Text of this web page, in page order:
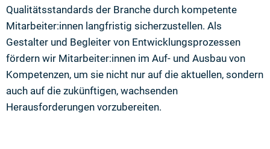
Qualitätsstandards der Branche durch kompetente
Mitarbeiter:innen langfristig sicherzustellen. Als
Gestalter und Begleiter von Entwicklungsprozessen
fördern wir Mitarbeiter:innen im Auf- und Ausbau von
Kompetenzen, um sie nicht nur auf die aktuellen, sondern
auch auf die zukünftigen, wachsenden
Herausforderungen vorzubereiten.